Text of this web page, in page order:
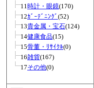
11時計・眼鏡(170)
12ｶﾞｰﾃﾞﾆﾝｸﾞ (52)
13貴金属・宝石(124)
14健康食品(15)
15骨董・ﾘｻｲｸﾙ(0)
16雑貨(167)
17その他(0)